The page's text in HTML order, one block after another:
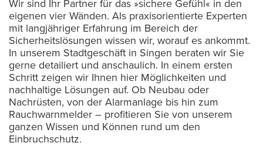
Wir sind Ihr Partner für das »sichere Gefühl« in den
eigenen vier Wänden. Als praxisorientierte Experten
mit langjähriger Erfahrung im Bereich der
Sicherheitslösungen wissen wir, worauf es ankommt.
In unserem Stadtgeschäft in Singen beraten wir Sie
gerne detailiert und anschaulich. In einem ersten
Schritt zeigen wir Ihnen hier Möglichkeiten und
nachhaltige Lösungen auf. Ob Neubau oder
Nachrüsten, von der Alarmanlage bis hin zum
Rauchwarnmelder – profitieren Sie von unserem
ganzen Wissen und Können rund um den
Einbruchschutz.